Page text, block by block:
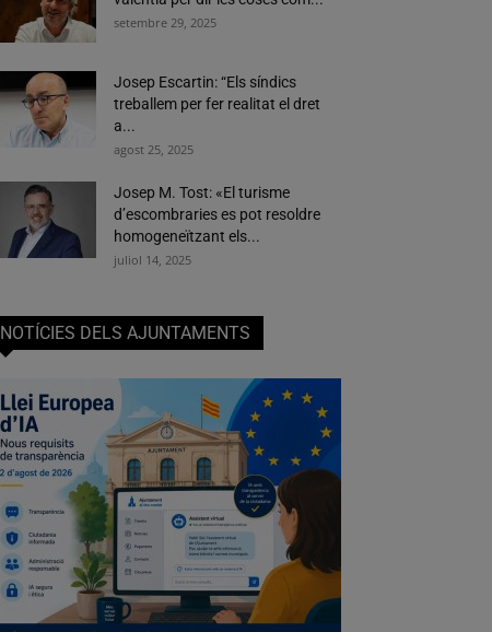
setembre 29, 2025
Josep Escartin: “Els síndics
treballem per fer realitat el dret
a...
agost 25, 2025
Josep M. Tost: «El turisme
d’escombraries es pot resoldre
homogeneïtzant els...
juliol 14, 2025
NOTÍCIES DELS AJUNTAMENTS